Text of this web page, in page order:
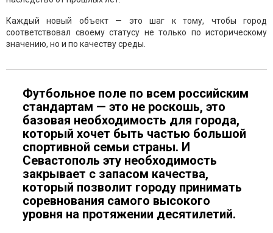
Каждый новый объект — это шаг к тому, чтобы город
соответствовал своему статусу не только по историческому
значению, но и по качеству среды.
Футбольное поле по всем российским
стандартам — это не роскошь, это
базовая необходимость для города,
который хочет быть частью большой
спортивной семьи страны. И
Севастополь эту необходимость
закрывает с запасом качества,
который позволит городу принимать
соревнования самого высокого
уровня на протяжении десятилетий.